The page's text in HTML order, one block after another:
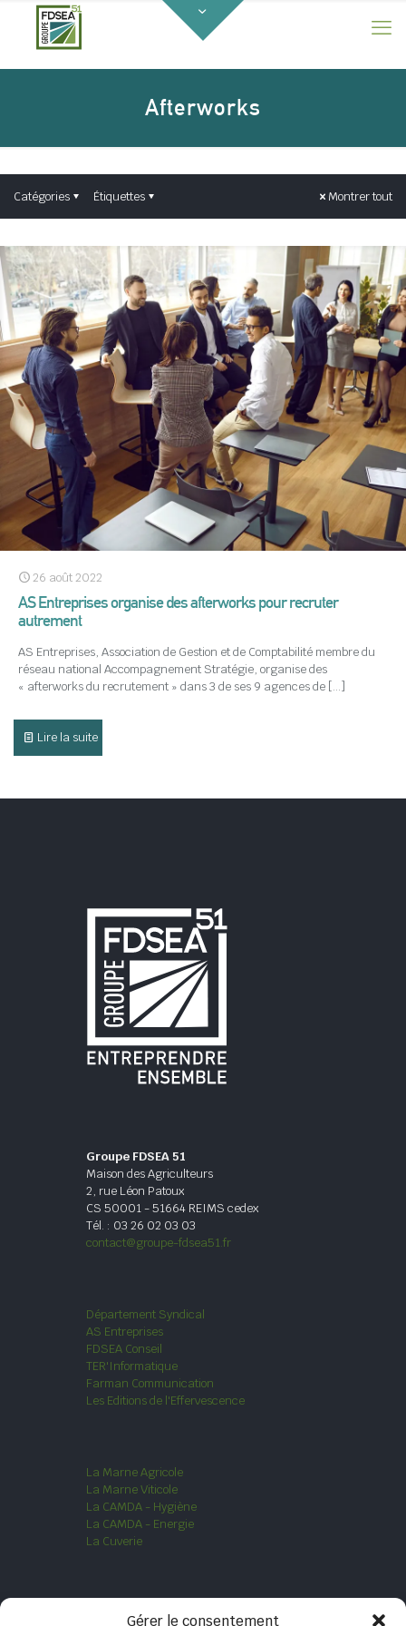
Gérer le consentement
Afterworks
Catégories Étiquettes Montrer tout
26 août 2022
AS Entreprises organise des afterworks pour recruter
autrement
AS Entreprises, Association de Gestion et de Comptabilité membre du
réseau national Accompagnement Stratégie, organise des
« afterworks du recrutement » dans 3 de ses 9 agences de […]
Lire la suite
Groupe FDSEA 51
Maison des Agriculteurs
2, rue Léon Patoux
CS 50001 - 51664 REIMS cedex
Tél. : 03 26 02 03 03
contact@groupe-fdsea51.fr
Département Syndical
AS Entreprises
FDSEA Conseil
TER'Informatique
Farman Communication
Les Editions de l'Effervescence
La Marne Agricole
La Marne Viticole
La CAMDA - Hygiène
La CAMDA - Energie
La Cuverie
Politique de Cookies